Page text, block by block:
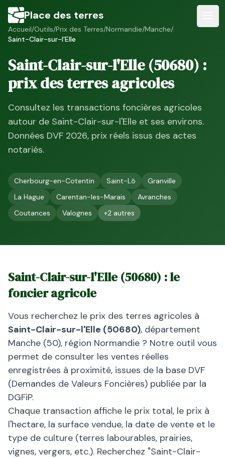
Place des terres
Accueil/Outils/Prix des Terres/Normandie/Manche/
Saint-Clair-sur-l'Elle
Saint-Clair-sur-l'Elle(50680) :
prix des terres agricoles
Consultez les transactions foncières agricoles
autour de Saint-Clair-sur-l'Elle et ses environs.
Données DVF 2026, prix réels issus des actes
notariés.
Cherbourg-en-Cotentin Saint-Lô
Granville
La Hague
Carentan-les-Marais
Avranches
Coutances
Valognes +2 autres
Saint-Clair-sur-l'Elle (50680) : le
foncier agricole
Vous recherchez le prix des terres agricoles à
Saint-Clair-sur-l'Elle (50680), département
Manche (50), région Normandie ? Notre outil vous
permet de consulter les ventes réelles
enregistrées à proximité, issues de la base DVF
(Demandes de Valeurs Foncières) publiée par la
DGFiP.
Chaque transaction affiche le prix total, le prix à
l'hectare, la surface vendue, la date de vente et le
type de culture (terres labourables, prairies,
vignes, vergers, etc.). Recherchez "Saint-Clair-